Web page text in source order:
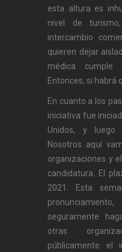
esta altura es
nivel de
intercambio
quieren dejar
médica cumple
Entonces, si habrá
En cuanto a los
iniciativa fue
Unidos, y
Nosotros aquí
organizaciones y
candidatura. El
2021. Esta
seguramente
otras
públicamente el